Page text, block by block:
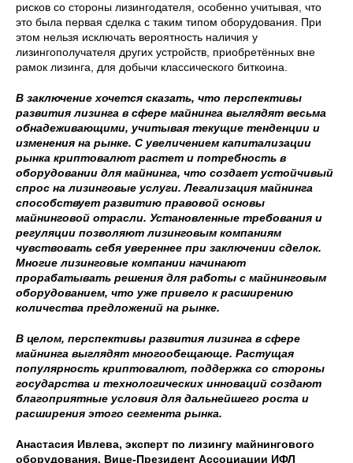
рисков со стороны лизингодателя, особенно учитывая, что
это была первая сделка с таким типом оборудования. При
этом нельзя исключать вероятность наличия у
лизингополучателя других устройств, приобретённых вне
рамок лизинга, для добычи классического биткоина.
В заключение хочется сказать, что перспективы
развития лизинга в сфере майнинга выглядят весьма
обнадеживающими, учитывая текущие тенденции и
изменения на рынке. С увеличением капитализации
рынка криптовалют растет и потребность в
оборудовании для майнинга, что создает устойчивый
спрос на лизинговые услуги. Легализация майнинга
способствует развитию правовой основы
майнинговой отрасли. Установленные требования и
регуляции позволяют лизинговым компаниям
чувствовать себя увереннее при заключении сделок.
Многие лизинговые компании начинают
прорабатывать решения для работы с майнинговым
оборудованием, что уже привело к расширению
количества предложений на рынке.
В целом, перспективы развития лизинга в сфере
майнинга выглядят многообещающе. Растущая
популярность криптовалют, поддержка со стороны
государства и технологических инноваций создают
благоприятные условия для дальнейшего роста и
расширения этого сегмента рынка.
Анастасия Ивлева, эксперт по лизингу майнингового
оборудования, Вице-Президент Ассоциации ИФЛ